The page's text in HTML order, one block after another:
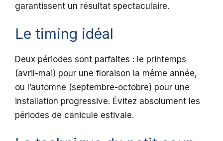
garantissent un résultat spectaculaire.
Le timing idéal
Deux périodes sont parfaites : le printemps
(avril-mai) pour une floraison la même année,
ou l’automne (septembre-octobre) pour une
installation progressive. Évitez absolument les
périodes de canicule estivale.